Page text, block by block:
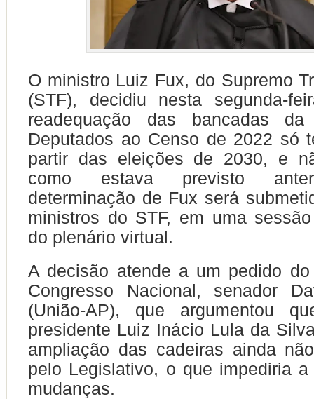
O ministro Luiz Fux, do Supremo
(STF), decidiu nesta segunda-
readequação das bancadas
Deputados ao Censo de 2022 só
partir das eleições de 2030, e
como estava previsto
determinação de Fux será
ministros do STF, em uma
do plenário virtual.
A decisão atende a um pedido
Congresso Nacional, senador
(União-AP), que argumentou
presidente Luiz Inácio Lula da
ampliação das cadeiras ainda
pelo Legislativo, o que impediria
mudanças.